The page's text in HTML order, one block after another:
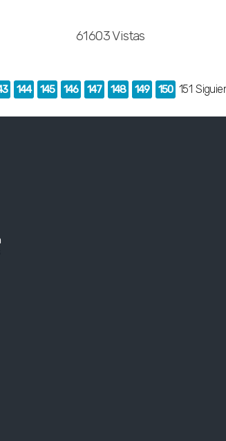
61603 Vistas
144 145 146 147 148 149 150 151